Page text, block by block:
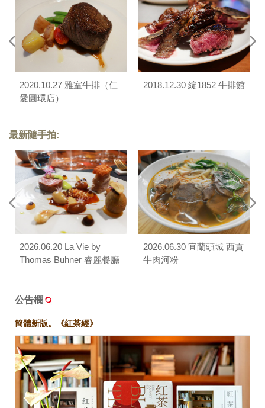
2020.10.27 雅室牛排（仁
愛圓環店）
2018.12.30 綻1852 牛排館
最新隨手拍:
2026.06.20 La Vie by
Thomas Buhner 睿麗餐廳
2026.06.30 宜蘭頭城 西貢
牛肉河粉
公告欄
簡體新版。《紅茶經》